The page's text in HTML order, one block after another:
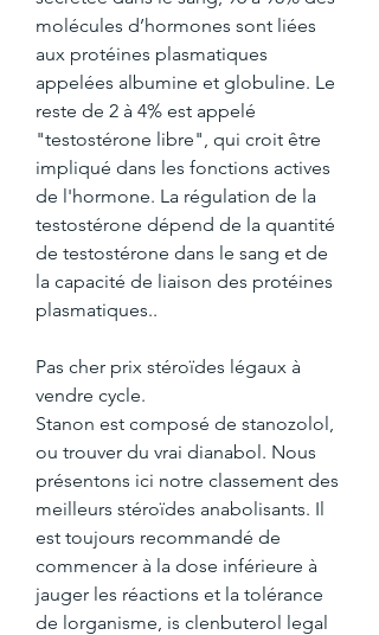
molécules d’hormones sont liées
aux protéines plasmatiques
appelées albumine et globuline. Le
reste de 2 à 4% est appelé
"testostérone libre", qui croit être
impliqué dans les fonctions actives
de l'hormone. La régulation de la
testostérone dépend de la quantité
de testostérone dans le sang et de
la capacité de liaison des protéines
plasmatiques..
Pas cher prix stéroïdes légaux à
vendre cycle.
Stanon est composé de stanozolol,
ou trouver du vrai dianabol. Nous
présentons ici notre classement des
meilleurs stéroïdes anabolisants. Il
est toujours recommandé de
commencer à la dose inférieure à
jauger les réactions et la tolérance
de lorganisme, is clenbuterol legal